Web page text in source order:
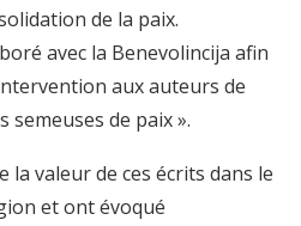
de la paix.
avec la Benevolincija afin
aux auteurs de
semeuses de paix ».
la valeur de ces écrits dans le
et ont évoqué